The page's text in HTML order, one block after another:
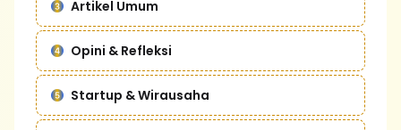
Artikel Umum
Opini & Refleksi
Startup & Wirausaha